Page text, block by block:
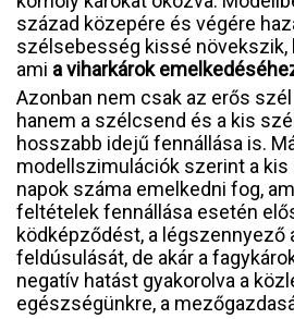
század közepére és végére
szélsebesség kissé növekszik,
ami a viharkárok
Azonban nem csak az erős
hanem a szélcsend és a kis
hosszabb idejű fennállása is.
modellszimulációk szerint a
napok száma emelkedni fog,
feltételek fennállása esetén
ködképződést, a légszennyező
feldúsulását, de akár a
negatív hatást gyakorolva a
egészségünkre, a